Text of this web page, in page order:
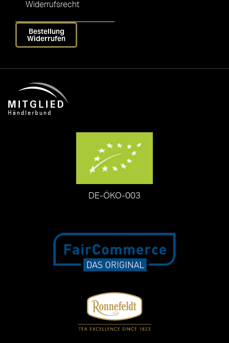
Widerrufsrecht
Bestellung
Widerrufen
DE-ÖKO-003